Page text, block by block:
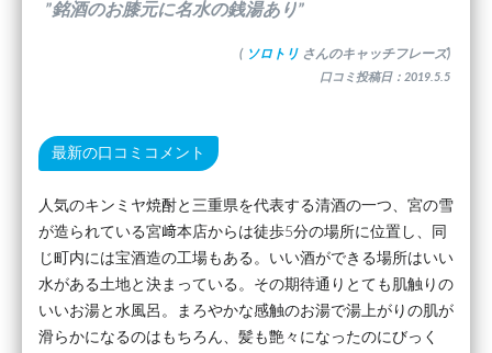
”銘酒のお膝元に名水の銭湯あり”
( ソロトリ さんのキャッチフレーズ)
口コミ投稿日：2019.5.5
最新の口コミコメント
人気のキンミヤ焼酎と三重県を代表する清酒の一つ、宮の雪
が造られている宮﨑本店からは徒歩5分の場所に位置し、同
じ町内には宝酒造の工場もある。いい酒ができる場所はいい
水がある土地と決まっている。その期待通りとても肌触りの
いいお湯と水風呂。まろやかな感触のお湯で湯上がりの肌が
滑らかになるのはもちろん、髪も艶々になったのにびっく